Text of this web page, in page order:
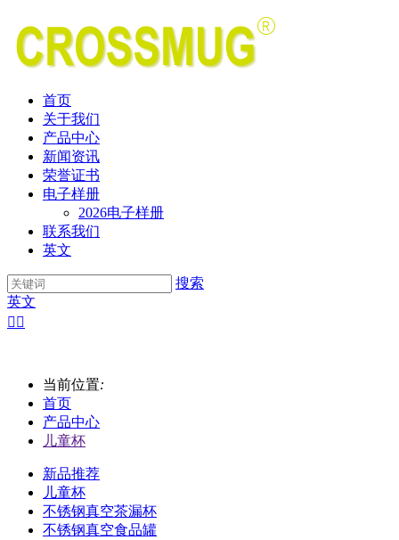
首页
关于我们
产品中心
新闻资讯
荣誉证书
电子样册
2026电子样册
联系我们
英文
搜索
英文
 
当前位置:
首页
产品中心
儿童杯
新品推荐
儿童杯
不锈钢真空茶漏杯
不锈钢真空食品罐